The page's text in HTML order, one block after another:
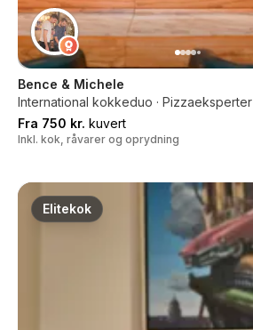
Bence & Michele
International kokkeduo · Pizzaeksperter
Fra 750 kr. kuvert
Inkl. kok, råvarer og oprydning
Elitekok